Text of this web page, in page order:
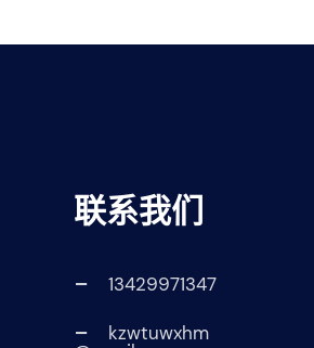
联系我们
13429971347
kzwtuwxhm